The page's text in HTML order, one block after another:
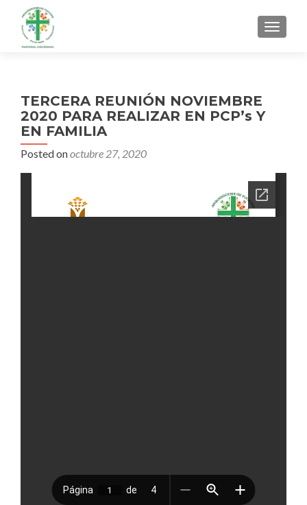
MENU
TERCERA REUNIÓN NOVIEMBRE
2020 PARA REALIZAR EN PCP’s Y
EN FAMILIA
Posted onoctubre 27, 2020